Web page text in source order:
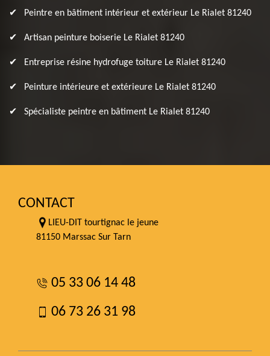
Peintre en bâtiment intérieur et extérieur Le Rialet 81240
Artisan peinture boiserie Le Rialet 81240
Entreprise résine hydrofuge toiture Le Rialet 81240
Peinture intérieure et extérieure Le Rialet 81240
Spécialiste peintre en bâtiment Le Rialet 81240
CONTACT
LIEU-DIT tourtignac le jeune
81150 Marssac Sur Tarn
05 33 06 14 48
06 73 26 31 98